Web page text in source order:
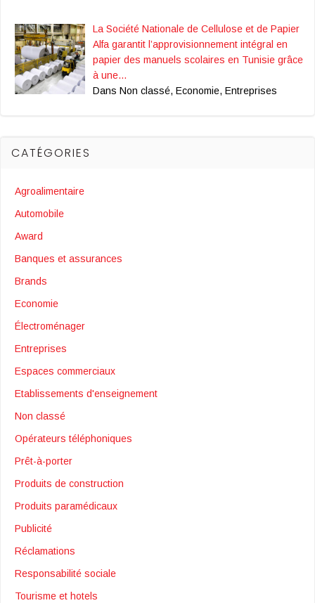
La Société Nationale de Cellulose et de Papier
Alfa garantit l’approvisionnement intégral en
papier des manuels scolaires en Tunisie grâce
à une…
Dans Non classé, Economie, Entreprises
CATÉGORIES
Agroalimentaire
Automobile
Award
Banques et assurances
Brands
Economie
Électroménager
Entreprises
Espaces commerciaux
Etablissements d'enseignement
Non classé
Opérateurs téléphoniques
Prêt-à-porter
Produits de construction
Produits paramédicaux
Publicité
Réclamations
Responsabilité sociale
Tourisme et hotels